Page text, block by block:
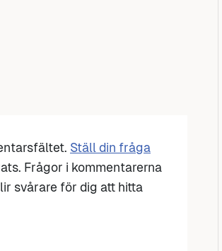
Ställ din fråga
Frågor i kommentarerna
svårare för dig att hitta